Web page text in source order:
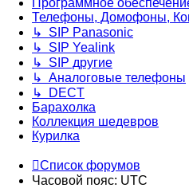
Программное
Телефоны, Домофоны,
↳ SIP Panasonic
↳ SIP Yealink
↳ SIP другие
↳ Аналоговые телефоны
↳ DECT
Барахолка
Коллекция шедевров
Курилка
Список форумов
Часовой пояс: UTC